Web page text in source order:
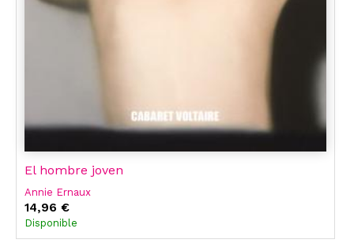
El hombre joven
Annie Ernaux
14,96 €
Disponible